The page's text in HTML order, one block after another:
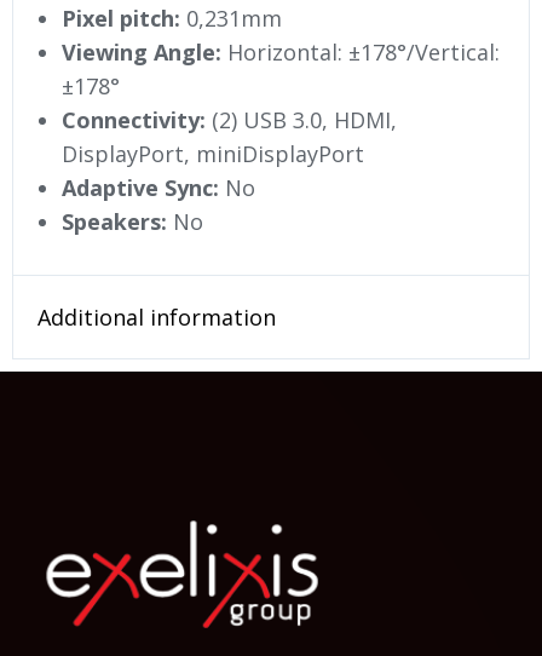
Pixel pitch: 0,231mm
Viewing Angle: Horizontal: ±178°/Vertical:
±178°
Connectivity: (2) USB 3.0, HDMI,
DisplayPort, miniDisplayPort
Adaptive Sync: No
Speakers: No
Additional information